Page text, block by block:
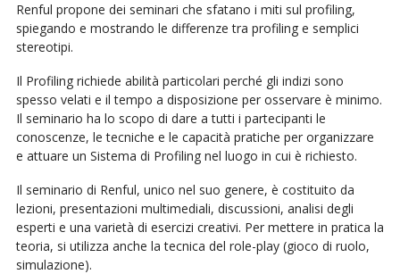
Renful propone dei seminari che sfatano i miti sul profiling,
spiegando e mostrando le differenze tra profiling e semplici
stereotipi.
Il Profiling richiede abilità particolari perché gli indizi sono
spesso velati e il tempo a disposizione per osservare è minimo.
Il seminario ha lo scopo di dare a tutti i partecipanti le
conoscenze, le tecniche e le capacità pratiche per organizzare
e attuare un Sistema di Profiling nel luogo in cui è richiesto.
Il seminario di Renful, unico nel suo genere, è costituito da
lezioni, presentazioni multimediali, discussioni, analisi degli
esperti e una varietà di esercizi creativi. Per mettere in pratica la
teoria, si utilizza anche la tecnica del role-play (gioco di ruolo,
simulazione).